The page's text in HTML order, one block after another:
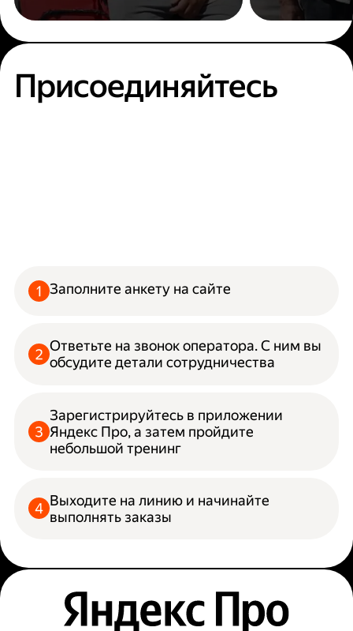
Присоединяйтесь
Заполните анкету на сайте
Ответьте на звонок оператора. С ним вы
обсудите детали сотрудничества
Зарегистрируйтесь в приложении
Яндекс Про, а затем пройдите
небольшой тренинг
Выходите на линию и начинайте
выполнять заказы